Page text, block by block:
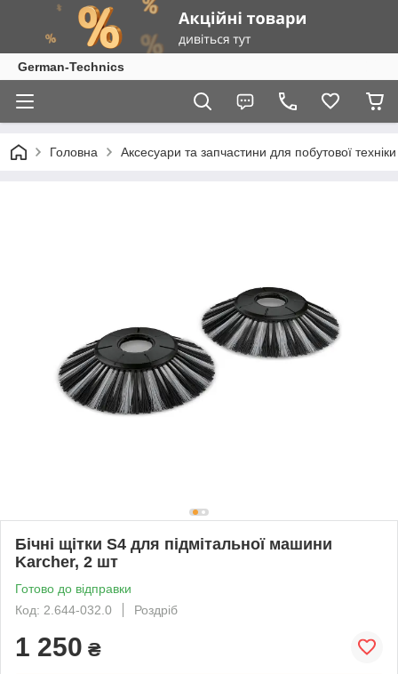
German-Technics
Головна Аксесуари та запчастини для побутової
Бічні щітки S4 для підмітальної машини
Karcher, 2 шт
Готово до відправки
Код: 2.644-032.0
Роздріб
1 250 ₴